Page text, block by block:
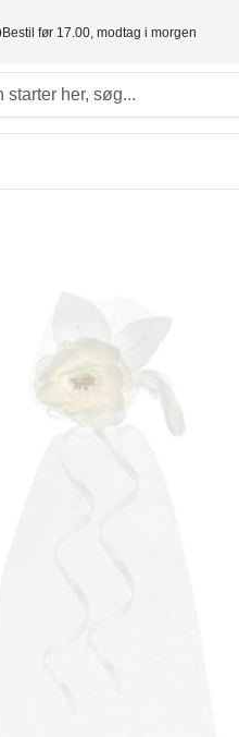
Bestil før 17.00, modtag i morgen